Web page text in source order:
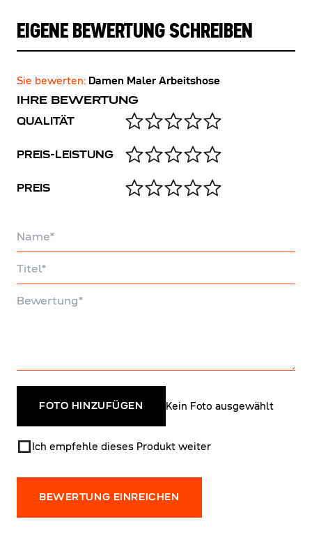
EIGENE BEWERTUNG SCHREIBEN
Sie bewerten: Damen Maler Arbeitshose
IHRE BEWERTUNG
QUALITÄT
PREIS-LEISTUNG
PREIS
FOTO HINZUFÜGEN Kein Foto ausgewählt
Ich empfehle dieses Produkt weiter
BEWERTUNG EINREICHEN